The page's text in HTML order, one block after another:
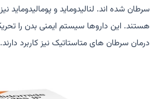
سرطان شده اند. لنالیدوماید و پومالیدوماید
هستند. این داروها سیستم ایمنی بدن را
درمان سرطان های متاستاتیک نیز کاربرد دارند.